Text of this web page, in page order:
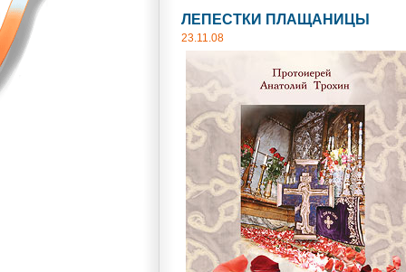
ЛЕПЕСТКИ ПЛАЩАНИЦЫ
23.11.08